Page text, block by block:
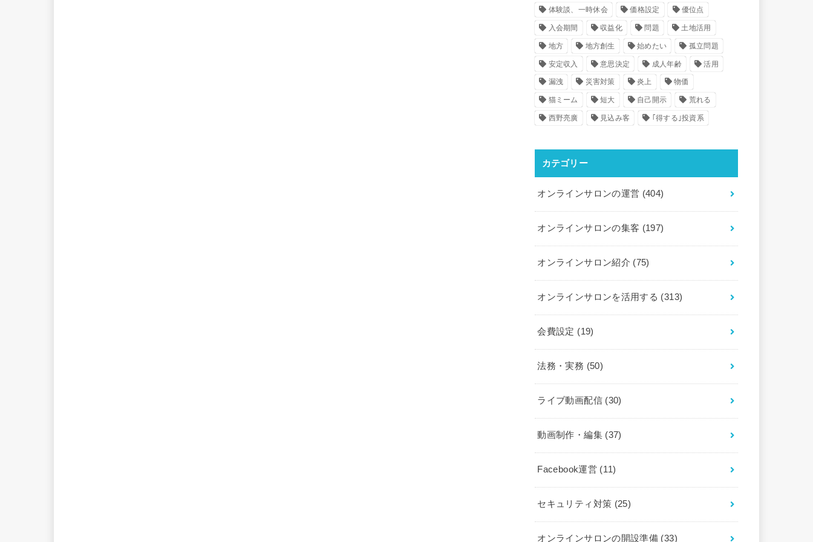
体験談、一時休会 価格設定 優位点
入会期間 収益化 問題 土地活用
地方 地方創生 始めたい 孤立問題
安定収入 意思決定 成人年齢 活用
漏洩 災害対策 炎上 物価
猫ミーム 短大 自己開示 荒れる
西野亮廣 見込み客 ｢得する｣投資系
カテゴリー
オンラインサロンの運営 (404)
オンラインサロンの集客 (197)
オンラインサロン紹介 (75)
オンラインサロンを活用する (313)
会費設定 (19)
法務・実務 (50)
ライブ動画配信 (30)
動画制作・編集 (37)
Facebook運営 (11)
セキュリティ対策 (25)
オンラインサロンの開設準備 (33)